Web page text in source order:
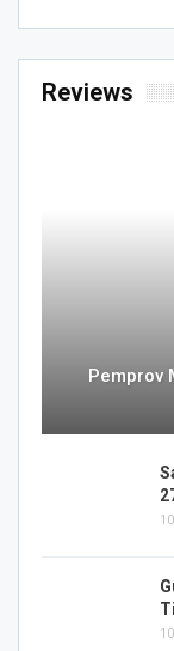
Reviews
Pemprov